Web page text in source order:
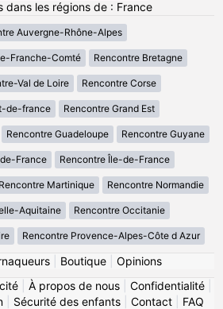
dans les régions de : France
Auvergne-Rhône-Alpes
Franche-Comté Rencontre Bretagne
Val de Loire Rencontre Corse
de-france Rencontre Grand Est
Rencontre Guadeloupe Rencontre Guyane
France Rencontre Île-de-France
Rencontre Martinique Rencontre Normandie
Aquitaine Rencontre Occitanie
Rencontre Provence-Alpes-Côte d Azur
| Boutique| Opinions
À propos de nous Confidentialité
| Sécurité des enfants| Contact| FAQ